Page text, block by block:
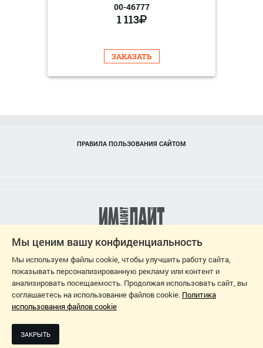
00-46777
1 113
ЗАКАЗАТЬ
ПРАВИЛА ПОЛЬЗОВАНИЯ САЙТОМ
Мы ценим вашу конфиденциальность
Мы используем файлы cookie, чтобы улучшить работу сайта,
показывать персонализированную рекламу или контент и
анализировать посещаемость. Продолжая использовать сайт, вы
соглашаетесь на использование файлов cookie. Политика
использования файлов cookie
ЗАКРЫТЬ